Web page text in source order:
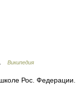
Википедия
Рос. Федерации.